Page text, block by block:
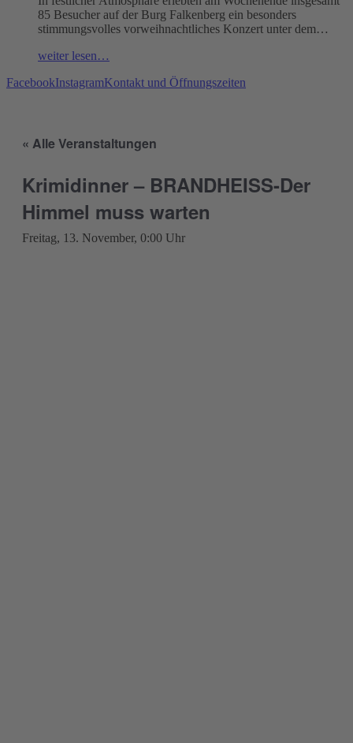
85 Besucher auf der Burg Falkenberg ein besonders
stimmungsvolles vorweihnachtliches Konzert unter dem…
weiter lesen…
FacebookInstagramKontakt und Öffnungszeiten
« Alle Veranstaltungen
Krimidinner – BRANDHEISS-Der
Himmel muss warten
Freitag, 13. November, 0:00 Uhr